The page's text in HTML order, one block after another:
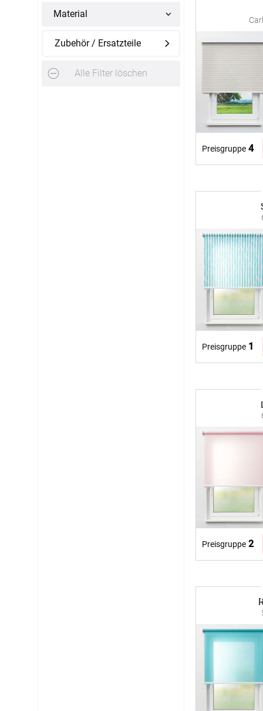
Material
Zubehör / Ersatzteile
Alle Filter löschen
Preisgruppe 4
Preisgruppe 1
Preisgruppe 2